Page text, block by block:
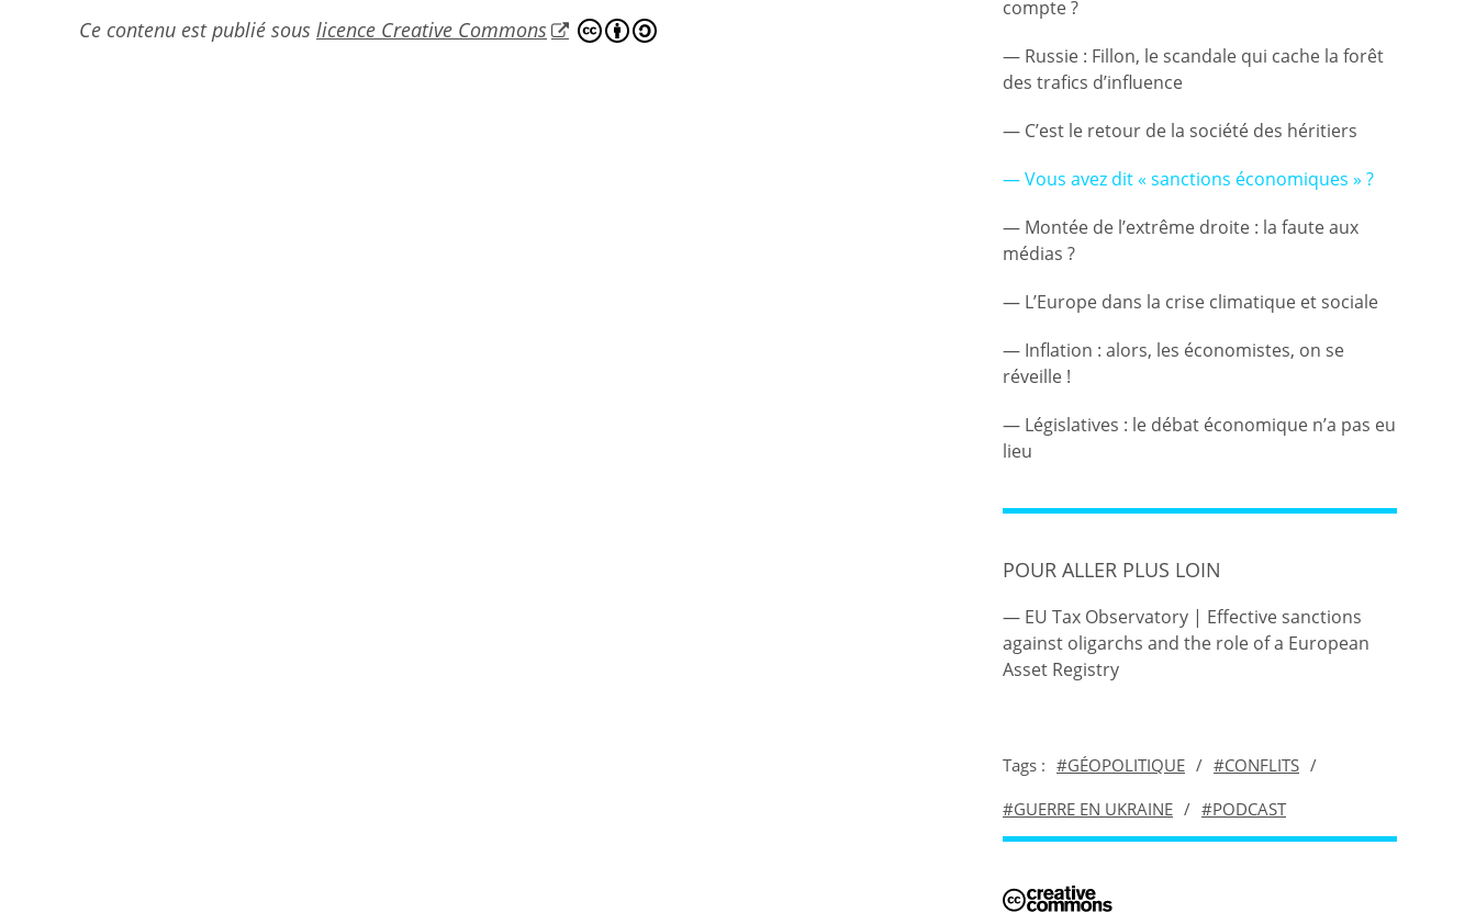
Ce contenu est publié sous licence Creative Commons
compte ?
Russie : Fillon, le scandale qui cache la forêt
des trafics d’influence
C’est le retour de la société des héritiers
Vous avez dit « sanctions économiques » ?
Montée de l’extrême droite : la faute aux
médias ?
L’Europe dans la crise climatique et sociale
Inflation : alors, les économistes, on se
réveille !
Législatives : le débat économique n’a pas eu
lieu
POUR ALLER PLUS LOIN
EU Tax Observatory | Effective sanctions
against oligarchs and the role of a European
Asset Registry
Tags : GÉOPOLITIQUE / CONFLITS /
GUERRE EN UKRAINE / PODCAST